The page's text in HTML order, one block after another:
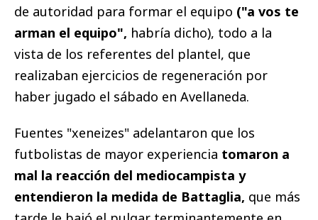
de autoridad para formar el equipo ("a vos te
arman el equipo", habría dicho), todo a la
vista de los referentes del plantel, que
realizaban ejercicios de regeneración por
haber jugado el sábado en Avellaneda.
Fuentes "xeneizes" adelantaron que los
futbolistas de mayor experiencia tomaron a
mal la reacción del mediocampista y
entendieron la medida de Battaglia, que más